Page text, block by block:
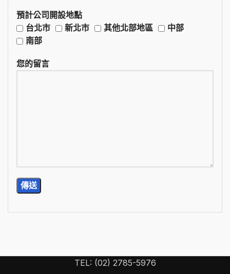
預計公司開設地點
台北市
新北市 其他北部地區
中部
南部
您的留言
TEL: (02) 2785-5976